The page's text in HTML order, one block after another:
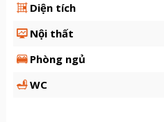
Diện tích
Nội thất
Phòng ngủ
WC